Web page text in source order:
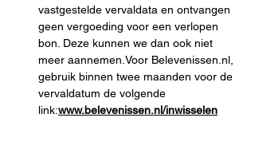
vastgestelde vervaldata en ontvangen
geen vergoeding voor een verlopen
bon. Deze kunnen we dan ook niet
meer aannemen.Voor Belevenissen.nl,
gebruik binnen twee maanden voor de
vervaldatum de volgende
link:www.belevenissen.nl/inwisselen